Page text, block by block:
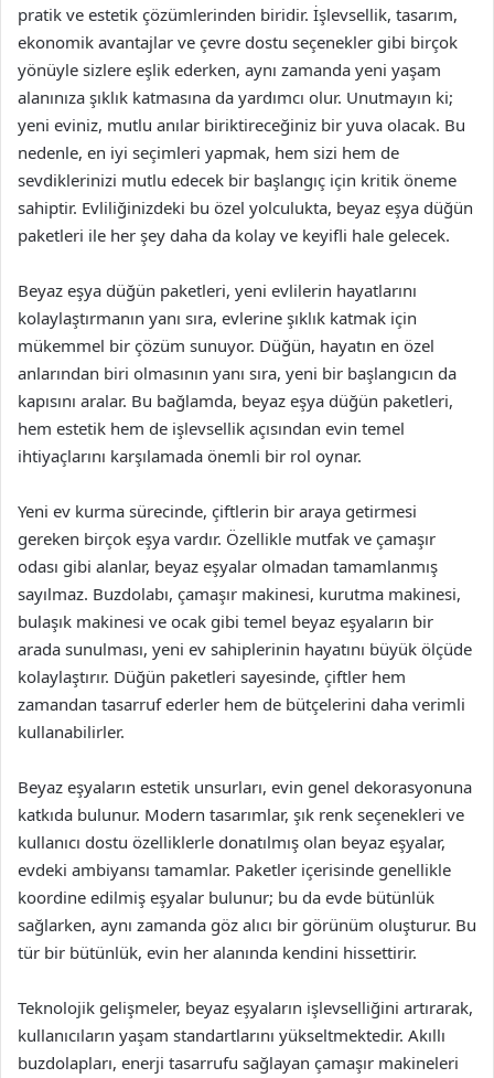
pratik ve estetik çözümlerinden biridir. İşlevsellik, tasarım,
ekonomik avantajlar ve çevre dostu seçenekler gibi birçok
yönüyle sizlere eşlik ederken, aynı zamanda yeni yaşam
alanınıza şıklık katmasına da yardımcı olur. Unutmayın ki;
yeni eviniz, mutlu anılar biriktireceğiniz bir yuva olacak. Bu
nedenle, en iyi seçimleri yapmak, hem sizi hem de
sevdiklerinizi mutlu edecek bir başlangıç için kritik öneme
sahiptir. Evliliğinizdeki bu özel yolculukta, beyaz eşya düğün
paketleri ile her şey daha da kolay ve keyifli hale gelecek.
Beyaz eşya düğün paketleri, yeni evlilerin hayatlarını
kolaylaştırmanın yanı sıra, evlerine şıklık katmak için
mükemmel bir çözüm sunuyor. Düğün, hayatın en özel
anlarından biri olmasının yanı sıra, yeni bir başlangıcın da
kapısını aralar. Bu bağlamda, beyaz eşya düğün paketleri,
hem estetik hem de işlevsellik açısından evin temel
ihtiyaçlarını karşılamada önemli bir rol oynar.
Yeni ev kurma sürecinde, çiftlerin bir araya getirmesi
gereken birçok eşya vardır. Özellikle mutfak ve çamaşır
odası gibi alanlar, beyaz eşyalar olmadan tamamlanmış
sayılmaz. Buzdolabı, çamaşır makinesi, kurutma makinesi,
bulaşık makinesi ve ocak gibi temel beyaz eşyaların bir
arada sunulması, yeni ev sahiplerinin hayatını büyük ölçüde
kolaylaştırır. Düğün paketleri sayesinde, çiftler hem
zamandan tasarruf ederler hem de bütçelerini daha verimli
kullanabilirler.
Beyaz eşyaların estetik unsurları, evin genel dekorasyonuna
katkıda bulunur. Modern tasarımlar, şık renk seçenekleri ve
kullanıcı dostu özelliklerle donatılmış olan beyaz eşyalar,
evdeki ambiyansı tamamlar. Paketler içerisinde genellikle
koordine edilmiş eşyalar bulunur; bu da evde bütünlük
sağlarken, aynı zamanda göz alıcı bir görünüm oluşturur. Bu
tür bir bütünlük, evin her alanında kendini hissettirir.
Teknolojik gelişmeler, beyaz eşyaların işlevselliğini artırarak,
kullanıcıların yaşam standartlarını yükseltmektedir. Akıllı
buzdolapları, enerji tasarrufu sağlayan çamaşır makineleri